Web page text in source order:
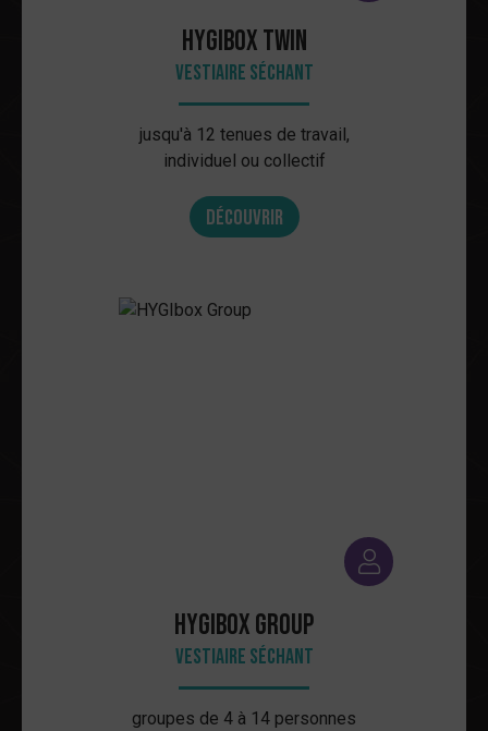
HYGIbox Twin
Vestiaire séchant
jusqu'à 12 tenues de travail,
individuel ou collectif
Découvrir
HYGIbox Group
Vestiaire séchant
groupes de 4 à 14 personnes